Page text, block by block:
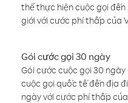
thể thực hiện cuộc gọi
giới với cước phí thấp của
Gói cước gọi 30 ngày
Gói cước cuộc gọi 30
cuộc gọi quốc tế đến địa
ngày với cước phí thấp